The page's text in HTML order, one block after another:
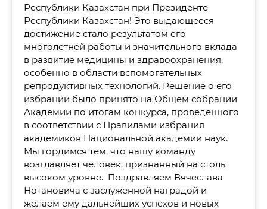
Республики Казахстан при Президенте
Республики Казахстан! Это выдающееся
достижение стало результатом его
многолетней работы и значительного вклада
в развитие медицины и здравоохранения,
особенно в области вспомогательных
репродуктивных технологий. Решение о его
избрании было принято на Общем собрании
Академии по итогам конкурса, проведенного
в соответствии с Правилами избрания
академиков Национальной академии наук.
Мы гордимся тем, что нашу команду
возглавляет человек, признанный на столь
высоком уровне. Поздравляем Вячеслава
Нотановича с заслуженной наградой и
желаем ему дальнейших успехов и новых